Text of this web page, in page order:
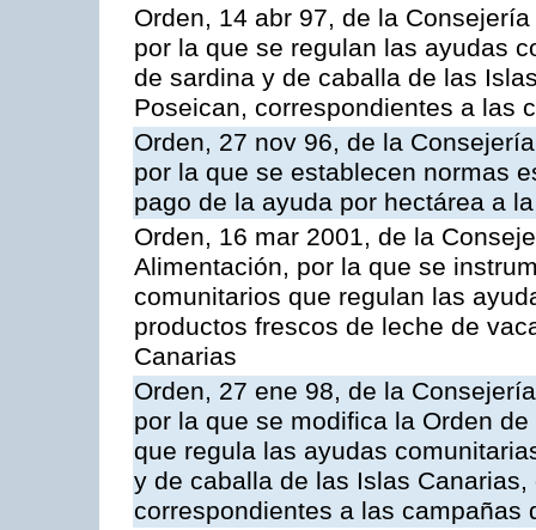
Orden, 14 abr 97, de la
por la que se regulan las ayudas
de sardina y de caballa de las
Poseican, correspondientes a las
Orden, 27 nov 96, de la
por la que se establecen normas
pago de la ayuda por hectárea a
Orden, 16 mar 2001, de la
Alimentación, por la que se
comunitarios que regulan las
productos frescos de leche de
Canarias
Orden, 27 ene 98, de la
por la que se modifica la Orden
que regula las ayudas
y de caballa de las Islas
correspondientes a las campañas